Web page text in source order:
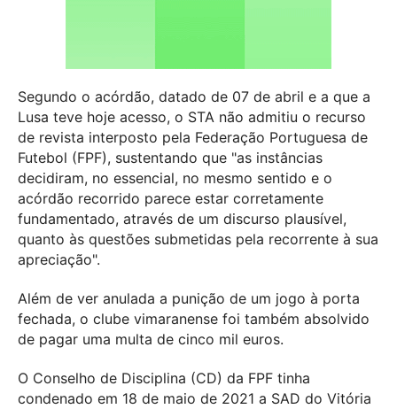
Segundo o acórdão, datado de 07 de abril e a que a
Lusa teve hoje acesso, o STA não admitiu o recurso
de revista interposto pela Federação Portuguesa de
Futebol (FPF), sustentando que "as instâncias
decidiram, no essencial, no mesmo sentido e o
acórdão recorrido parece estar corretamente
fundamentado, através de um discurso plausível,
quanto às questões submetidas pela recorrente à sua
apreciação".
Além de ver anulada a punição de um jogo à porta
fechada, o clube vimaranense foi também absolvido
de pagar uma multa de cinco mil euros.
O Conselho de Disciplina (CD) da FPF tinha
condenado em 18 de maio de 2021 a SAD do Vitória